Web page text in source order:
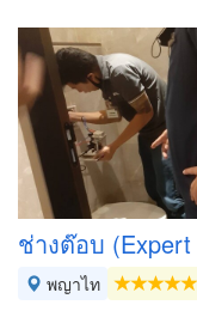
ช่างต๊อบ (Expert
พญาไท